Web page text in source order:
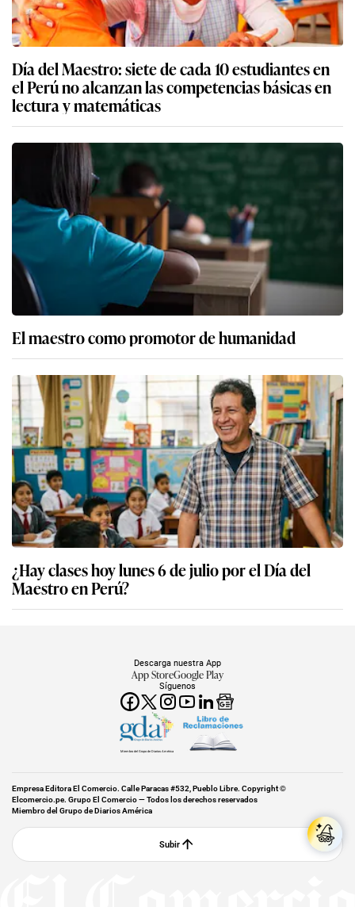
Día del Maestro: siete de cada 10 estudiantes en
el Perú no alcanzan las competencias básicas en
lectura y matemáticas
El maestro como promotor de humanidad
¿Hay clases hoy lunes 6 de julio por el Día del
Maestro en Perú?
Síguenos
Descarga nuestra App
App StoreGoogle Play
Miembro del Grupo de Diarios América
Empresa Editora El Comercio. Calle Paracas #532, Pueblo Libre. Copyright ©
Elcomercio.pe. Grupo El Comercio — Todos los derechos reservados
Miembro del Grupo de Diarios América
Subir